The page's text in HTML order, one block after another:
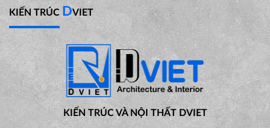
KIẾN TRÚC DVIET
KIẾN TRÚC VÀ NỘI THẤT DVIET